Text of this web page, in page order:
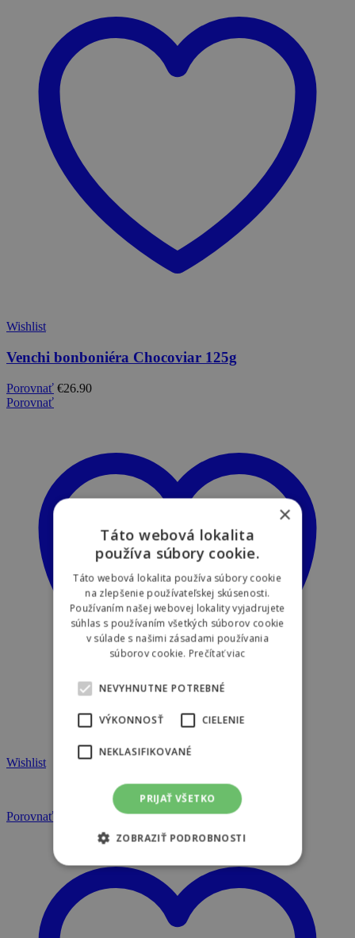
Wishlist
Venchi bonboniéra Chocoviar 125g
Porovnať €26.90
Porovnať
Wishlist
Porovnať
×
Táto webová lokalita
používa súbory cookie.
Táto webová lokalita používa súbory cookie
na zlepšenie používateľskej skúsenosti.
Používaním našej webovej lokality vyjadrujete
súhlas s používaním všetkých súborov cookie
v súlade s našimi zásadami používania
súborov cookie. Prečítať viac
NEVYHNUTNE POTREBNÉ
VÝKONNOSŤ CIELENIE
NEKLASIFIKOVANÉ
PRIJAŤ VŠETKO
ZOBRAZIŤ PODROBNOSTI